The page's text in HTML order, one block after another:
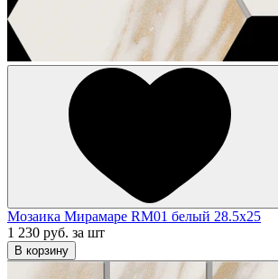
Мозаика Мирамаре RM01 белый 28.5x25
1 230 руб. за шт
В корзину